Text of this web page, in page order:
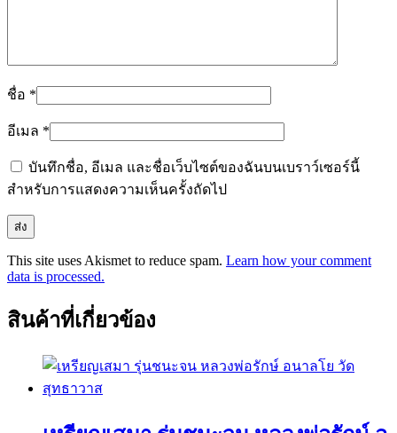
ชื่อ *
อีเมล *
บันทึกชื่อ, อีเมล และชื่อเว็บไซต์ของฉันบนเบราว์เซอร์นี้
สำหรับการแสดงความเห็นครั้งถัดไป
This site uses Akismet to reduce spam. Learn how your comment
data is processed.
สินค้าที่เกี่ยวข้อง